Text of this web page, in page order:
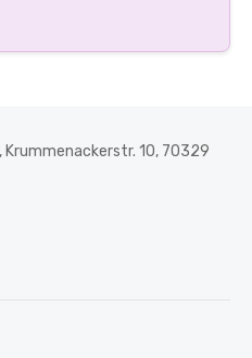
Krummenackerstr. 10, 70329